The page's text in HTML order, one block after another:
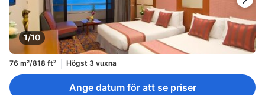
1/10
76 m²/818 ft² Högst 3 vuxna
Ange datum för att se priser